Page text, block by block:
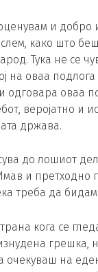
оценувам и
како што
Тука не се
на оваа
одговара оваа
веројатно и
држава.
до лошиот
и претходно
треба да
кога се
грешка,
очекуваш на